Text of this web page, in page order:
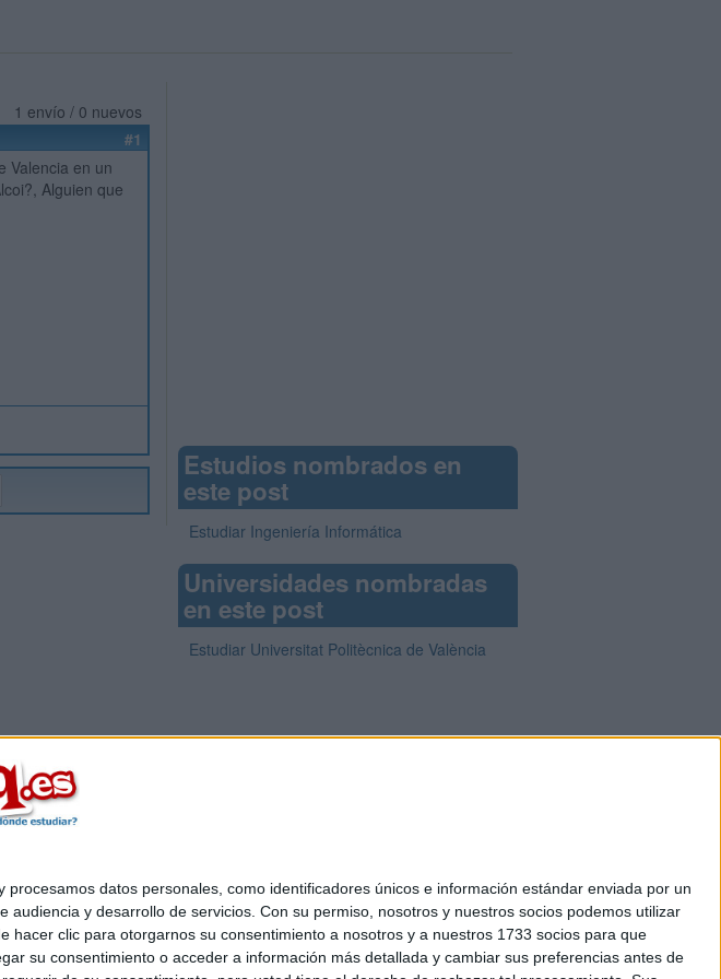
datos personales, como identificadores únicos e información estándar enviada por un
audiencia y desarrollo de servicios. Con su permiso, nosotros y nuestros socios podemos utilizar
clic para otorgarnos su consentimiento a nosotros y a nuestros 1733 socios para que
su consentimiento o acceder a información más detallada y cambiar sus preferencias antes de
1 envío / 0 nuevos
#1
Valencia en un
Alguien que
Estudios nombrados en
este post
Estudiar Ingeniería Informática
Universidades nombradas
en este post
Estudiar Universitat Politècnica de València
|Anúnciate
generales|Política de cookies
- 28006 Madrid [ESPAÑA] - Tel. +34 91 593 2767